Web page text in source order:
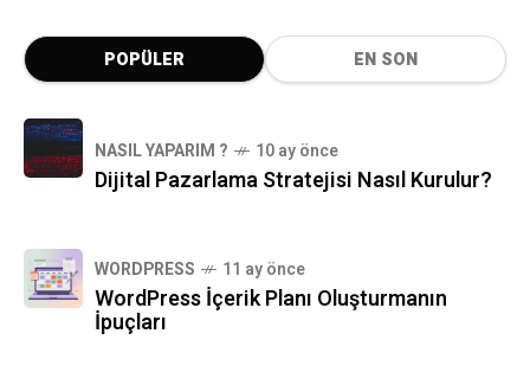
POPÜLER EN SON
NASIL YAPARIM ? 10 ay önce
Dijital Pazarlama Stratejisi Nasıl Kurulur?
WORDPRESS 11 ay önce
WordPress İçerik Planı Oluşturmanın
İpuçları